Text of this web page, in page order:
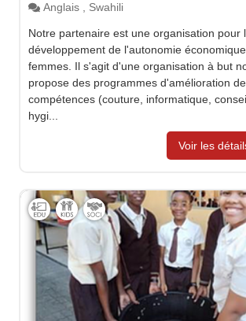
Anglais , Swahili
Notre partenaire est une organisation pour
développement de l'autonomie
femmes. Il s'agit d'une organisation à but
propose des programmes d'amélioration
compétences (couture, informatique,
hygi...
Voir les